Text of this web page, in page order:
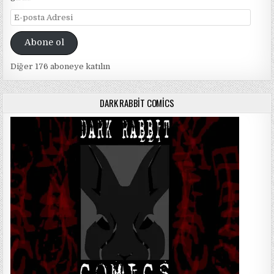
E-
posta
AdresiAbone ol
Diğer 176 aboneye katılın
DARK RABBIT COMICS